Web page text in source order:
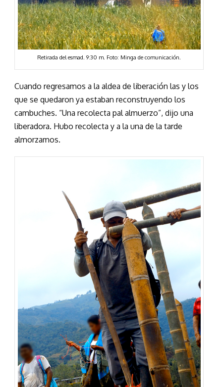
Retirada del esmad. 9:30 m. Foto: Minga de comunicación.
Cuando regresamos a la aldea de liberación las y los
que se quedaron ya estaban reconstruyendo los
cambuches. “Una recolecta pal almuerzo”, dijo una
liberadora. Hubo recolecta y a la una de la tarde
almorzamos.